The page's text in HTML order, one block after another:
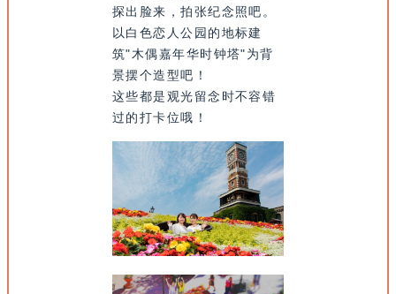
探出脸来，拍张纪念照吧。
以白色恋人公园的地标建
筑"木偶嘉年华时钟塔"为背
景摆个造型吧！
这些都是观光留念时不容错
过的打卡位哦！